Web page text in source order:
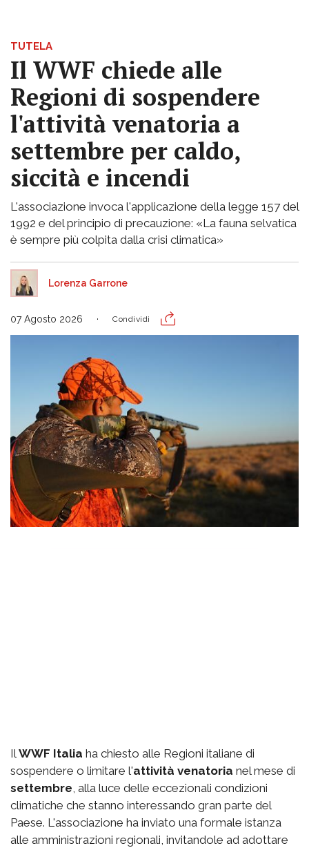
TUTELA
Il WWF chiede alle
Regioni di sospendere
l'attività venatoria a
settembre per caldo,
siccità e incendi
L'associazione invoca l'applicazione della legge 157 del
1992 e del principio di precauzione: «La fauna selvatica
è sempre più colpita dalla crisi climatica»
Lorenza Garrone
07 Agosto 2026 Condividi
IlWWF Italia ha chiesto alle Regioni italiane di
sospendere o limitare l'attività venatoria nel mese di
settembre, alla luce delle eccezionali condizioni
climatiche che stanno interessando gran parte del
Paese. L'associazione ha inviato una formale istanza
alle amministrazioni regionali, invitandole ad adottare